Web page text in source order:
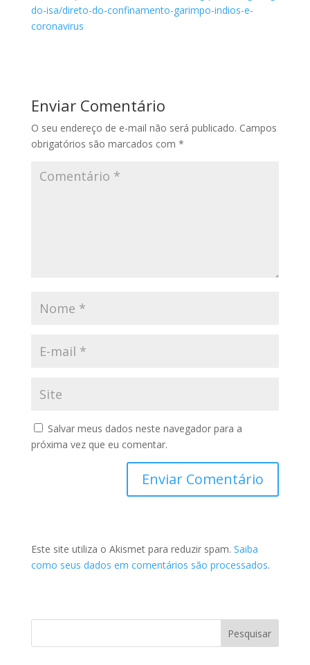
do-isa/direto-do-confinamento-garimpo-indios-e-
coronavirus
Enviar Comentário
O seu endereço de e-mail não será publicado. Campos
obrigatórios são marcados com *
Salvar meus dados neste navegador para a
próxima vez que eu comentar.
Este site utiliza o Akismet para reduzir spam. Saiba
como seus dados em comentários são processados.